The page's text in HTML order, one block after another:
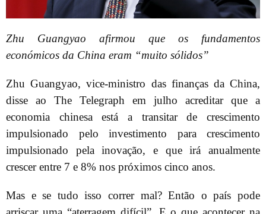
Zhu Guangyao afirmou que os fundamentos
económicos da China eram “muito sólidos”
Zhu Guangyao, vice-ministro das finanças da China,
disse ao The Telegraph em julho acreditar que a
economia chinesa está a transitar de crescimento
impulsionado pelo investimento para crescimento
impulsionado pela inovação, e que irá anualmente
crescer entre 7 e 8% nos próximos cinco anos.
Mas e se tudo isso correr mal? Então o país pode